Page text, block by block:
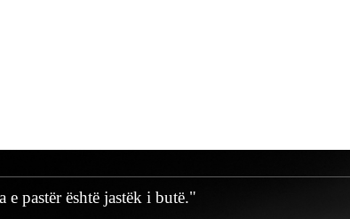
e pastër është jastëk i butë."